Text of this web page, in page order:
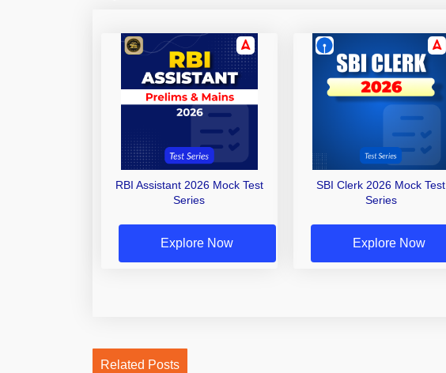
RBI Assistant 2026 Mock Test
Series
Explore Now
SBI Clerk 2026 Mock Test
Series
Explore Now
Related Posts